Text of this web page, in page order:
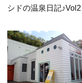
シドの温泉日記